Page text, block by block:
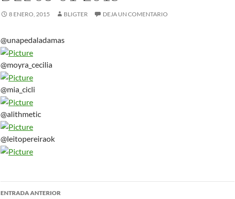
8 ENERO, 2015 BLIGTER DEJA UN COMENTARIO
@unapedaladamas
@moyra_cecilia
@mia_cicli
@alithmetic
@leitopereiraok
Navegación
ENTRADA ANTERIOR